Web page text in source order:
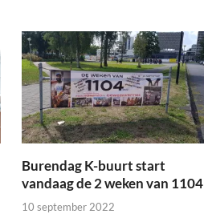
Burendag K-buurt start
vandaag de 2 weken van 1104
10 september 2022